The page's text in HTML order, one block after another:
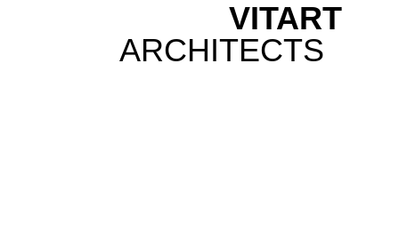
VITART
ARCHITECTS